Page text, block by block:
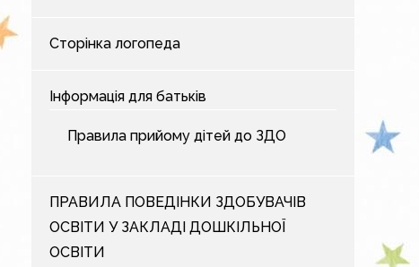
Сторінка логопеда
Інформація для батьків
Правила прийому дітей до ЗДО
ПРАВИЛА ПОВЕДІНКИ ЗДОБУВАЧІВ
ОСВІТИ У ЗАКЛАДІ ДОШКІЛЬНОЇ
ОСВІТИ